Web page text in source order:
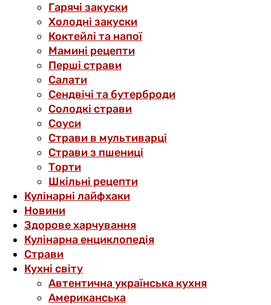
Гарячі закуски
Холодні закуски
Коктейлі та напої
Мамині рецепти
Перші страви
Салати
Сендвічі та бутерброди
Солодкі страви
Соуси
Страви в мультиварці
Страви з пшениці
Торти
Шкільні рецепти
Кулінарні лайфхаки
Новини
Здорове харчування
Кулінарна енциклопедія
Страви
Кухні світу
Автентична українська кухня
Американська